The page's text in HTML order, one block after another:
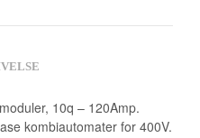
10q – 120Amp.
kombiautomater for 400V.